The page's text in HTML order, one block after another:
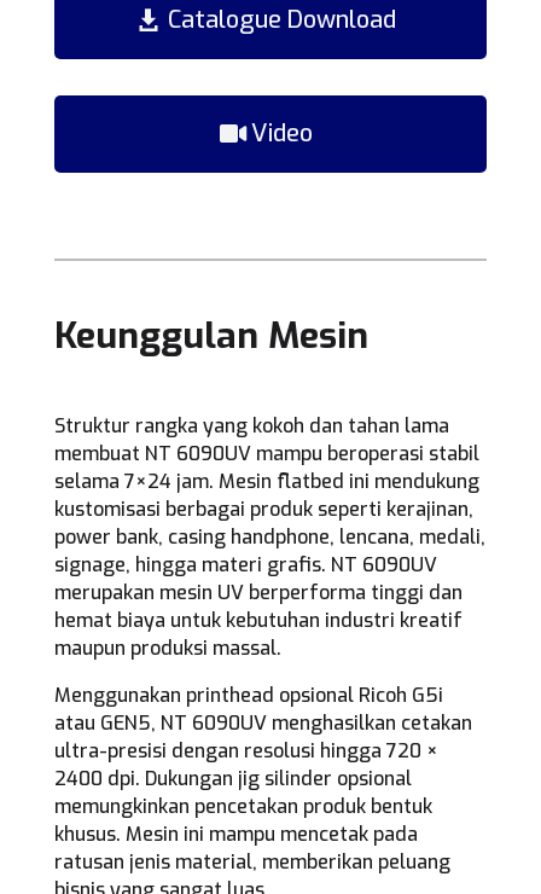
Catalogue Download
Video
Keunggulan Mesin
Struktur rangka yang kokoh dan tahan lama
membuat NT 6090UV mampu beroperasi stabil
selama 7×24 jam. Mesin flatbed ini mendukung
kustomisasi berbagai produk seperti kerajinan,
power bank, casing handphone, lencana, medali,
signage, hingga materi grafis. NT 6090UV
merupakan mesin UV berperforma tinggi dan
hemat biaya untuk kebutuhan industri kreatif
maupun produksi massal.
Menggunakan printhead opsional Ricoh G5i
atau GEN5, NT 6090UV menghasilkan cetakan
ultra-presisi dengan resolusi hingga 720 ×
2400 dpi. Dukungan jig silinder opsional
memungkinkan pencetakan produk bentuk
khusus. Mesin ini mampu mencetak pada
ratusan jenis material, memberikan peluang